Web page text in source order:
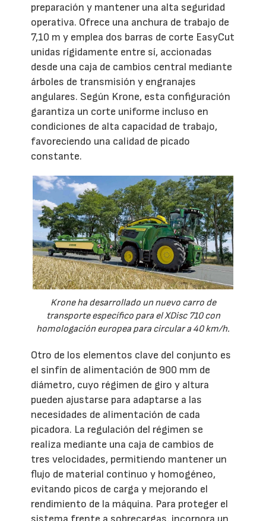
preparación y mantener una alta seguridad
operativa. Ofrece una anchura de trabajo de
7,10 m y emplea dos barras de corte EasyCut
unidas rígidamente entre sí, accionadas
desde una caja de cambios central mediante
árboles de transmisión y engranajes
angulares. Según Krone, esta configuración
garantiza un corte uniforme incluso en
condiciones de alta capacidad de trabajo,
favoreciendo una calidad de picado
constante.
Krone ha desarrollado un nuevo carro de
transporte específico para el XDisc 710 con
homologación europea para circular a 40 km/h.
Otro de los elementos clave del conjunto es
el sinfín de alimentación de 900 mm de
diámetro, cuyo régimen de giro y altura
pueden ajustarse para adaptarse a las
necesidades de alimentación de cada
picadora. La regulación del régimen se
realiza mediante una caja de cambios de
tres velocidades, permitiendo mantener un
flujo de material continuo y homogéneo,
evitando picos de carga y mejorando el
rendimiento de la máquina. Para proteger el